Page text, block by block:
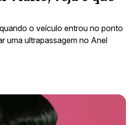
o veículo entrou no ponto
uma ultrapassagem no Anel